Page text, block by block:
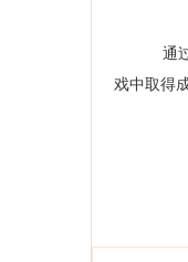
通
戏中取得